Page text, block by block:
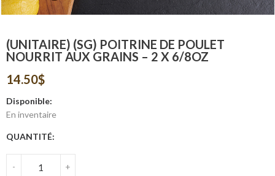
(UNITAIRE) (SG) POITRINE DE POULET
NOURRIT AUX GRAINS – 2 X 6/8OZ
14.50$
Disponible:
En inventaire
QUANTITÉ:
- +